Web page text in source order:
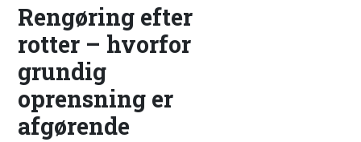
Rengøring efter
rotter – hvorfor
grundig
oprensning er
afgørende